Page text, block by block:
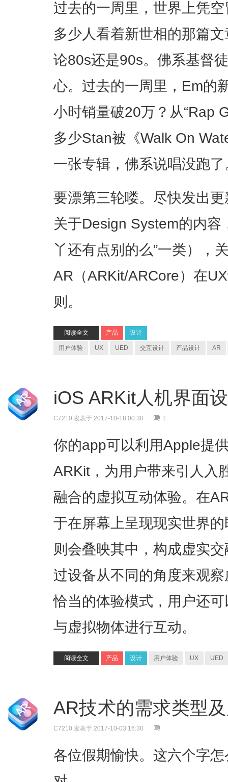
过去的一周里，世界上凭
多少人看着新世相的那篇
论80s还是90s。佛系基督
心。过去的一周里，Em的
小时销量破20万？从“Rap
多少Stan被《Walk On
一张专辑，佛系说唱没跑了
要漂第三轮喽。尽快发出
关于Design System的内容
丫还有点别的么”一类），
AR（ARKit/ARCore）在
则。
阅读全文 产品 设计
用户体验 UX UED 交互设计 产品设计 AR
iOS ARKit人机界面
C7210 发表于 2017-10-18 00:30 1
你的app可以利用Apple提
ARKit，为用户带来引人入
融合的虚拟互动体验。在
于在屏幕上呈现现实世界
则会叠映其中，构成虚实
过设备从不同的角度来观
恰当的体验模式，用户还
与虚拟物体进行互动。
阅读全文 产品 设计 用户体验 UX UED
AR技术的需求类型
C7210 发表于 2017-10-03 16:30
各位假期愉快。这六个字